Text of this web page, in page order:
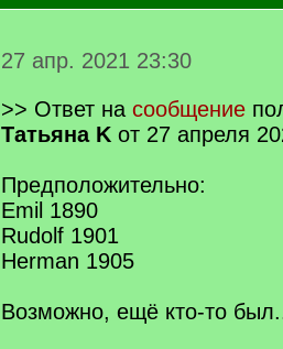
27 апр. 2021 23:30
>> Ответ на сообщение
Татьяна K от 27 апреля
Предположительно:
Emil 1890
Rudolf 1901
Herman 1905
Возможно, ещё кто-то